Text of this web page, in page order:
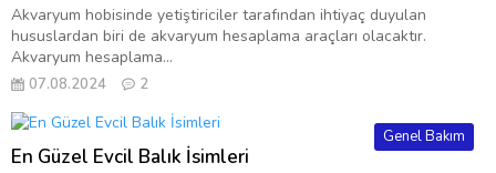
Akvaryum hobisinde yetiştiriciler tarafından ihtiyaç duyulan
hususlardan biri de akvaryum hesaplama araçları olacaktır.
Akvaryum hesaplama...
07.08.2024 2
Genel Bakım
En Güzel Evcil Balık İsimleri